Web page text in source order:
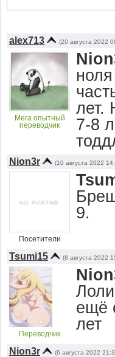
alex713 (20 августа 2022
Мега опытный
переводчик
лет.
7-8
Nion3r (10 августа 2022
Посетители
9.
Tsumi15 (8 августа 2022
Переводчик
ещё
лет
Nion3r (6 августа 2022